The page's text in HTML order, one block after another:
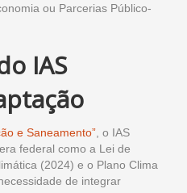
ou Parcerias Público-
IAS
e Saneamento”, o IAS
federal como a Lei de
(2024) e o Plano Clima
de integrar